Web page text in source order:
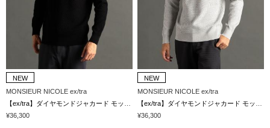
NEW
MONSIEUR NICOLE ex/tra
¥36,300
NEW
MONSIEUR NICOLE ex/tra
¥36,300